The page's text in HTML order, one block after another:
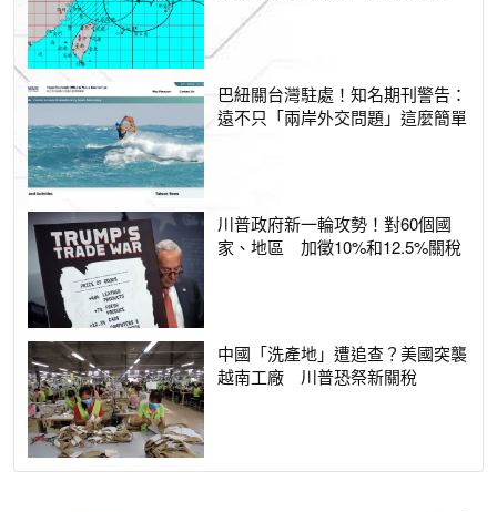
巴紐關台灣駐處！知名期刊警告：
遠不只「兩岸外交問題」這麼簡單
川普政府新一輪攻勢！對60個國
家、地區 加徵10%和12.5%關稅
中國「洗產地」遭追查？美國突襲
越南工廠 川普恐祭新關稅